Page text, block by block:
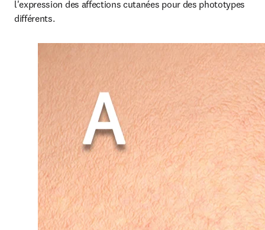
l'expression des affections cutanées pour des phototypes
différents.